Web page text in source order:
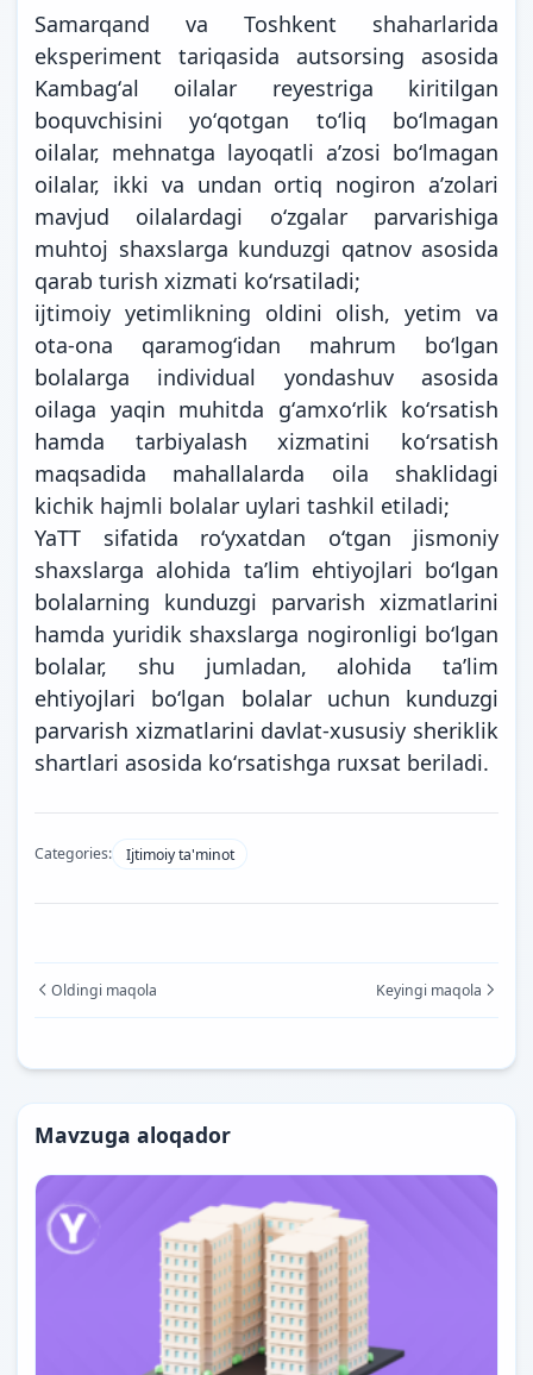
Samarqand va Toshkent shaharlarida
eksperiment tariqasida autsorsing asosida
Kambagʻal oilalar reyestriga kiritilgan
boquvchisini yoʻqotgan toʻliq boʻlmagan
oilalar, mehnatga layoqatli aʼzosi boʻlmagan
oilalar, ikki va undan ortiq nogiron aʼzolari
mavjud oilalardagi oʻzgalar parvarishiga
muhtoj shaxslarga kunduzgi qatnov asosida
qarab turish xizmati koʻrsatiladi;
ijtimoiy yetimlikning oldini olish, yetim va
ota-ona qaramogʻidan mahrum boʻlgan
bolalarga individual yondashuv asosida
oilaga yaqin muhitda gʻamxoʻrlik koʻrsatish
hamda tarbiyalash xizmatini koʻrsatish
maqsadida mahallalarda oila shaklidagi
kichik hajmli bolalar uylari tashkil etiladi;
YaTT sifatida roʻyxatdan oʻtgan jismoniy
shaxslarga alohida taʼlim ehtiyojlari boʻlgan
bolalarning kunduzgi parvarish xizmatlarini
hamda yuridik shaxslarga nogironligi boʻlgan
bolalar, shu jumladan, alohida taʼlim
ehtiyojlari boʻlgan bolalar uchun kunduzgi
parvarish xizmatlarini davlat-xususiy sheriklik
shartlari asosida koʻrsatishga ruxsat beriladi.
Categories: Ijtimoiy ta'minot
Oldingi maqola Keyingi maqola
Mavzuga aloqador